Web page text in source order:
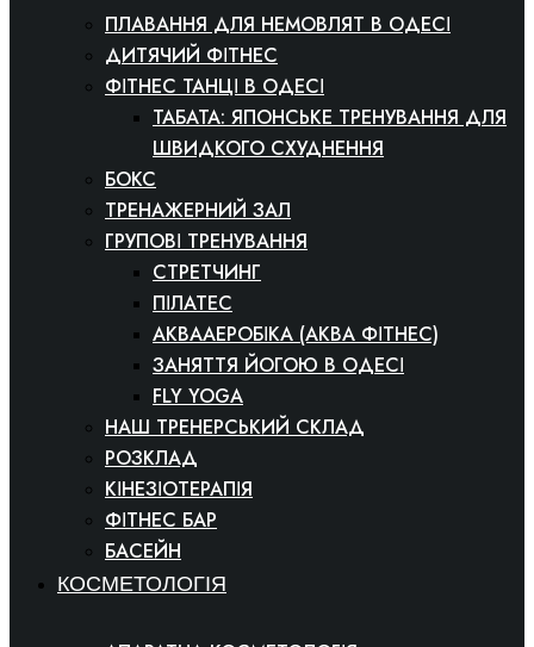
ПЛАВАННЯ ДЛЯ НЕМОВЛЯТ В ОДЕСІ
ДИТЯЧИЙ ФІТНЕС
ФІТНЕС ТАНЦІ В ОДЕСІ
ТАБАТА: ЯПОНСЬКЕ ТРЕНУВАННЯ ДЛЯ
ШВИДКОГО СХУДНЕННЯ
БОКС
ТРЕНАЖЕРНИЙ ЗАЛ
ГРУПОВІ ТРЕНУВАННЯ
СТРЕТЧИНГ
ПІЛАТЕС
АКВААЕРОБІКА (АКВА ФІТНЕС)
ЗАНЯТТЯ ЙОГОЮ В ОДЕСІ
FLY YOGA
НАШ ТРЕНЕРСЬКИЙ СКЛАД
РОЗКЛАД
КІНЕЗІОТЕРАПІЯ
ФІТНЕС БАР
БАСЕЙН
КОСМЕТОЛОГІЯ